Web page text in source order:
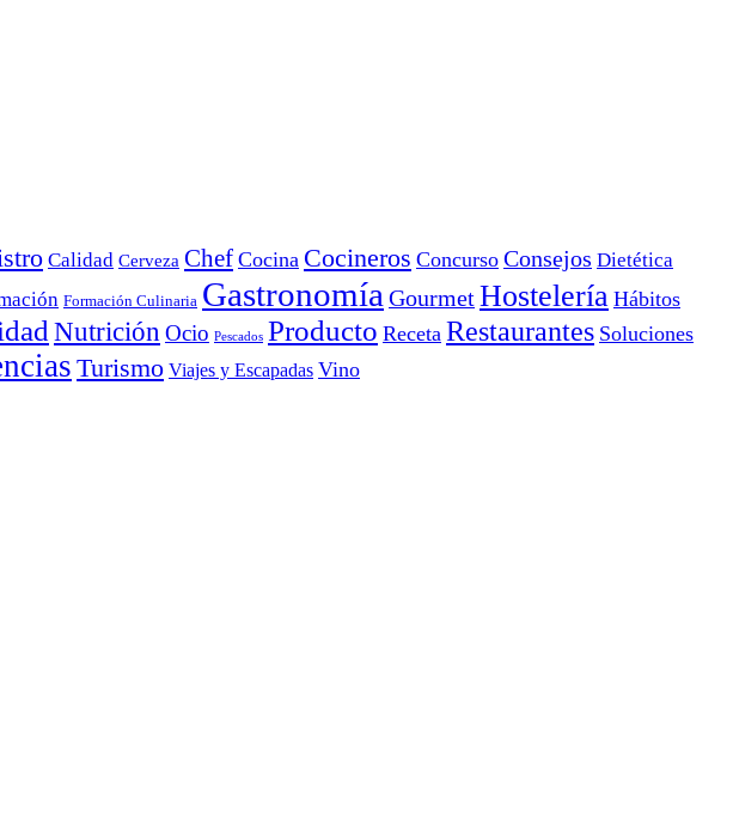
Calidad Cerveza Chef Cocina Cocineros Concurso Consejos Dietética
Formación Culinaria Gastronomía GourmetHostelería Hábitos
Nutrición Ocio Pescados Producto Receta Restaurantes Soluciones
Turismo Viajes y Escapadas Vino